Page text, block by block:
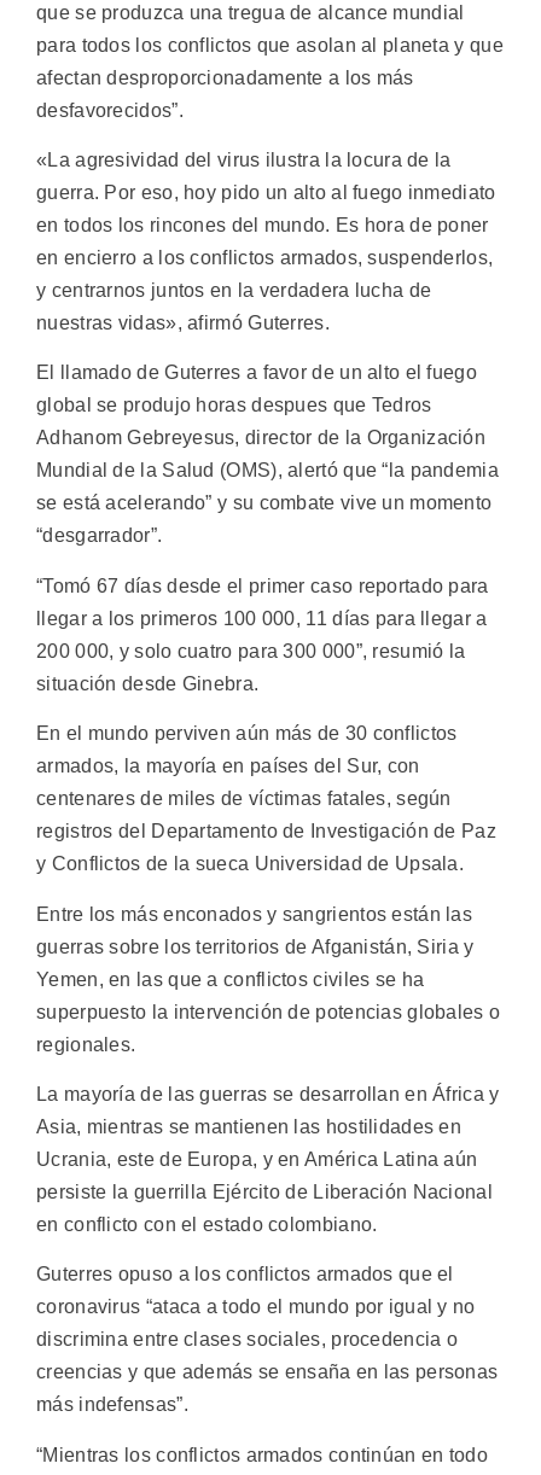
que se produzca una tregua de alcance mundial
para todos los conflictos que asolan al planeta y que
afectan desproporcionadamente a los más
desfavorecidos”.
«La agresividad del virus ilustra la locura de la
guerra. Por eso, hoy pido un alto al fuego inmediato
en todos los rincones del mundo. Es hora de poner
en encierro a los conflictos armados, suspenderlos,
y centrarnos juntos en la verdadera lucha de
nuestras vidas», afirmó Guterres.
El llamado de Guterres a favor de un alto el fuego
global se produjo horas despues que Tedros
Adhanom Gebreyesus, director de la Organización
Mundial de la Salud (OMS), alertó que “la pandemia
se está acelerando” y su combate vive un momento
“desgarrador”.
“Tomó 67 días desde el primer caso reportado para
llegar a los primeros 100 000, 11 días para llegar a
200 000, y solo cuatro para 300 000”, resumió la
situación desde Ginebra.
En el mundo perviven aún más de 30 conflictos
armados, la mayoría en países del Sur, con
centenares de miles de víctimas fatales, según
registros del Departamento de Investigación de Paz
y Conflictos de la sueca Universidad de Upsala.
Entre los más enconados y sangrientos están las
guerras sobre los territorios de Afganistán, Siria y
Yemen, en las que a conflictos civiles se ha
superpuesto la intervención de potencias globales o
regionales.
La mayoría de las guerras se desarrollan en África y
Asia, mientras se mantienen las hostilidades en
Ucrania, este de Europa, y en América Latina aún
persiste la guerrilla Ejército de Liberación Nacional
en conflicto con el estado colombiano.
Guterres opuso a los conflictos armados que el
coronavirus “ataca a todo el mundo por igual y no
discrimina entre clases sociales, procedencia o
creencias y que además se ensaña en las personas
más indefensas”.
“Mientras los conflictos armados continúan en todo